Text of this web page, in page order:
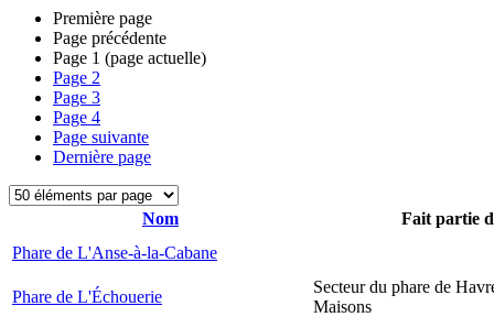
Première page
Page précédente
Page 1 (page actuelle)
Page 2
Page 3
Page 4
Page suivante
Dernière page
Nom
Fait partie
Phare de L'Anse-à-la-Cabane
Phare de L'Échouerie
Secteur du phare de
Maisons